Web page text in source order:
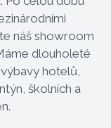
náš showroom
dlouholeté
hotelů,
školních a